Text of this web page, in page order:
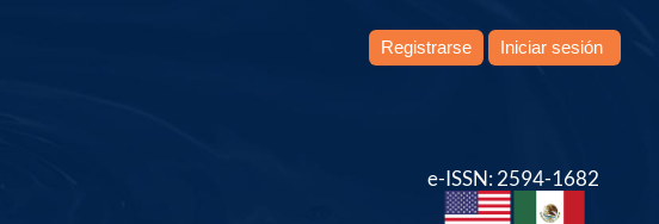
Registrarse Iniciar sesión
e-ISSN: 2594-1682